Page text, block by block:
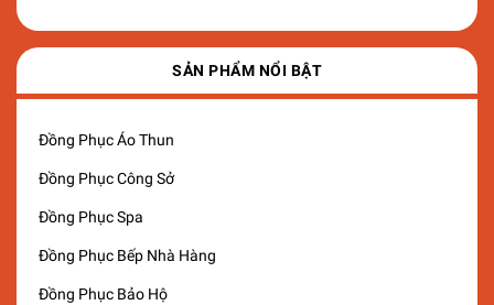
SẢN PHẨM NỔI BẬT
Đồng Phục Áo Thun
Đồng Phục Công Sở
Đồng Phục Spa
Đồng Phục Bếp Nhà Hàng
Đồng Phục Bảo Hộ